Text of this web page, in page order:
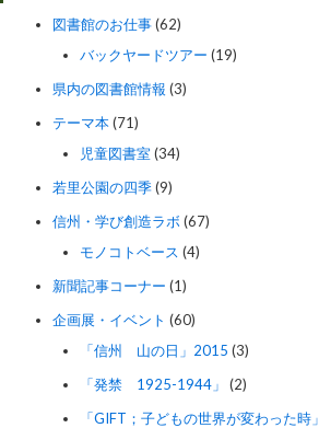
図書館のお仕事(62)
バックヤードツアー (19)
県内の図書館情報 (3)
テーマ本(71)
児童図書室(34)
若里公園の四季(9)
信州・学び創造ラボ (67)
モノコトベース (4)
新聞記事コーナー (1)
企画展・イベント (60)
「信州 山の日」2015 (3)
「発禁 1925-1944」
(2)
「GIFT；子どもの世界が変わった時」